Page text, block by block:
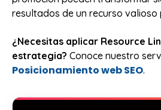
resultados de un recurso valioso
¿Necesitas aplicar Resource
estrategia? Conoce nuestro
Posicionamiento web SEO.